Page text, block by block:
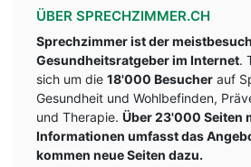
ÜBER SPRECHZIMMER.CH
Sprechzimmer ist der
Gesundheitsratgeber im Internet.
sich um die 18'000 Besucher auf
Gesundheit und Wohlbefinden,
und Therapie. Über 23'000 Seiten
Informationen umfasst das
kommen neue Seiten dazu.